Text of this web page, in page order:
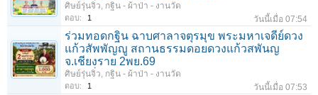
ศิษย์รุ่นจิ๋ว, กฐิน - ผ้าป่า - งานวัด
ตอบ: 1 วันนี้เมื่อ 07:54
ร่วมทอดกฐิน ฉาบศาลาจตุรมุข พระมหาเจดีย์ดวง
แก้วสัพพัญญู สถานธรรมดอยดวงแก้วสพันญ
จ.เชียงราย 2พย.69
ศิษย์รุ่นจิ๋ว, กฐิน - ผ้าป่า - งานวัด
ตอบ: 1 วันนี้เมื่อ 07:53